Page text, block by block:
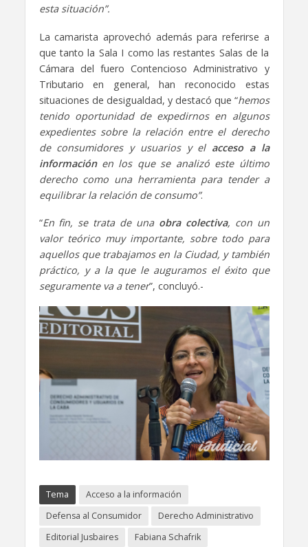
esta situación”.
La camarista aprovechó además para referirse a
que tanto la Sala I como las restantes Salas de la
Cámara del fuero Contencioso Administrativo y
Tributario en general, han reconocido estas
situaciones de desigualdad, y destacó que “hemos
tenido oportunidad de expedirnos en algunos
expedientes sobre la relación entre el derecho
de consumidores y usuarios y el acceso a la
informaciónen los que se analizó este último
derecho como una herramienta para tender a
equilibrar la relación de consumo”.
“En fin, se trata de una obra colectiva, con un
valor teórico muy importante, sobre todo para
aquellos que trabajamos en la Ciudad, y también
práctico, y a la que le auguramos el éxito que
seguramente va a tener”, concluyó.-
Tema
Acceso a la información
Defensa al Consumidor
Derecho Administrativo
Editorial Jusbaires
Fabiana Schafrik